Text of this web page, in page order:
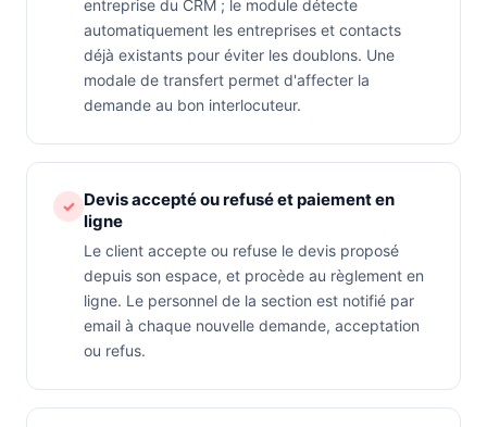
entreprise du CRM ; le module détecte
automatiquement les entreprises et contacts
déjà existants pour éviter les doublons. Une
modale de transfert permet d'affecter la
demande au bon interlocuteur.
✓ Devis accepté ou refusé et paiement en
ligne
Le client accepte ou refuse le devis proposé
depuis son espace, et procède au règlement en
ligne. Le personnel de la section est notifié par
email à chaque nouvelle demande, acceptation
ou refus.